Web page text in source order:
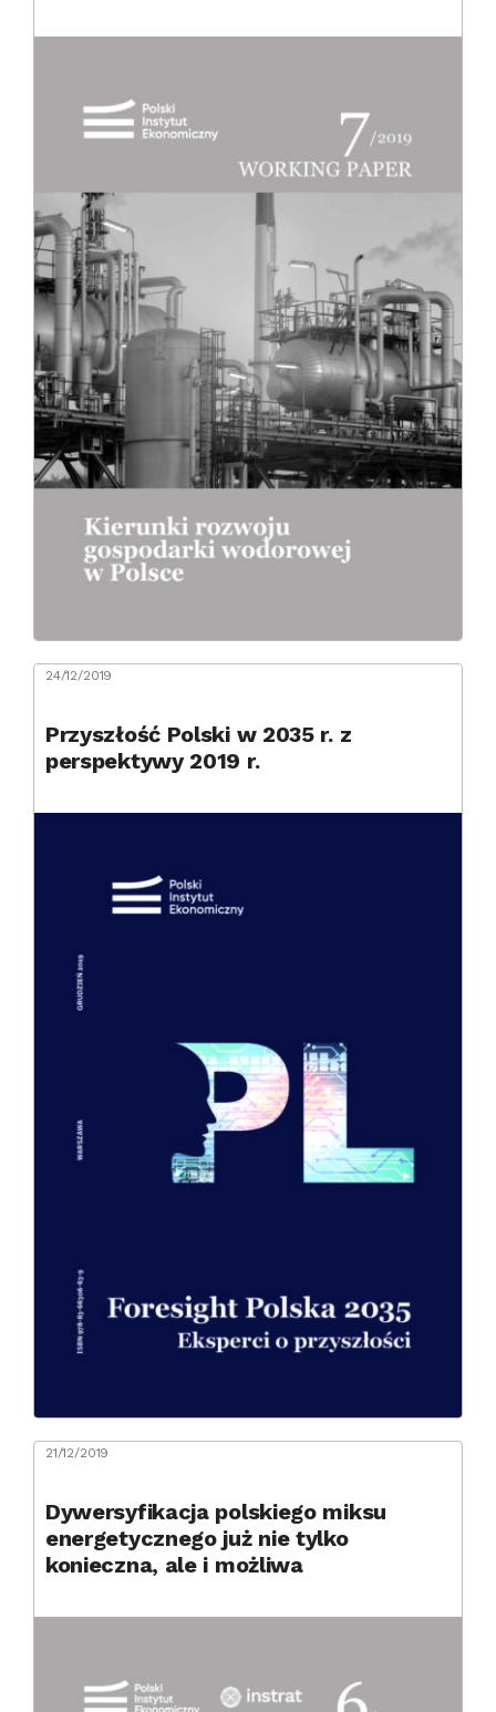
24/12/2019
Przyszłość Polski w 2035 r. z
perspektywy 2019 r.
21/12/2019
Dywersyfikacja polskiego miksu
energetycznego już nie tylko
konieczna, ale i możliwa